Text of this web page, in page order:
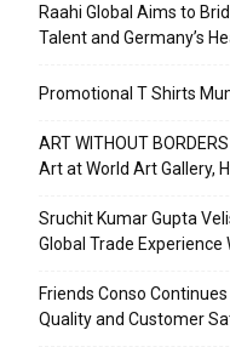
Raahi Global Aims to
Talent and Germany’s
Promotional T Shirts
ART WITHOUT
Art at World Art Gallery,
Sruchit Kumar Gupta
Global Trade
Friends Conso
Quality and Customer